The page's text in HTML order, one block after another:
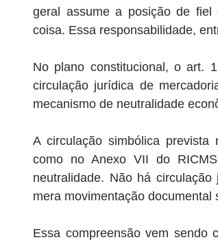
geral assume a posição de fiel
coisa. Essa responsabilidade,
No plano constitucional, o art.
circulação jurídica de
mecanismo de neutralidade
A circulação simbólica
como no Anexo VII do
neutralidade. Não há
mera movimentação documental
Essa compreensão vem sendo